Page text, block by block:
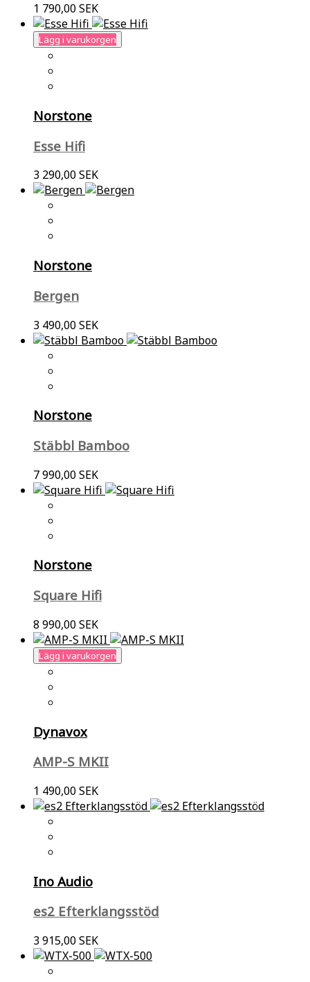
1 790,00 SEK
Lägg i varukorgen
Norstone
Esse Hifi
3 290,00 SEK
Norstone
Bergen
3 490,00 SEK
Norstone
Stäbbl Bamboo
7 990,00 SEK
Norstone
Square Hifi
8 990,00 SEK
Lägg i varukorgen
Dynavox
AMP-S MKII
1 490,00 SEK
Ino Audio
es2 Efterklangsstöd
3 915,00 SEK